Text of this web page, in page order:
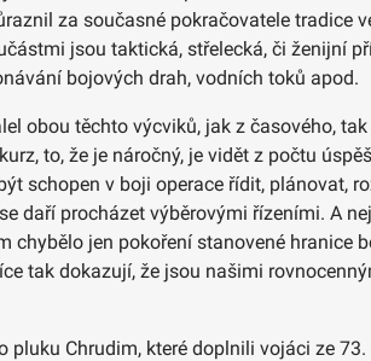
za současné pokračovatele tradice
jsou taktická, střelecká, či ženijní
bojových drah, vodních toků apod.
obou těchto výcviků, jak z časového,
to, že je náročný, je vidět z počtu
schopen v boji operace řídit, plánovat,
daří procházet výběrovými řízeními. A
jen pokoření stanovené hranice
tak dokazují, že jsou našimi
Chrudim, které doplnili vojáci ze